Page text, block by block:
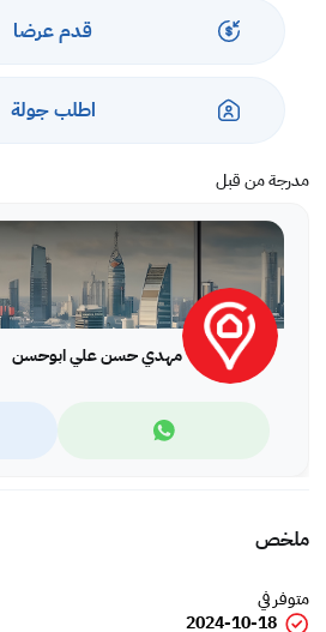
قدم عرضا
اطلب جولة
مدرجة من قبل
مهدي حسن علي ابوحسن
ملخص
متوفر في
2024-10-18